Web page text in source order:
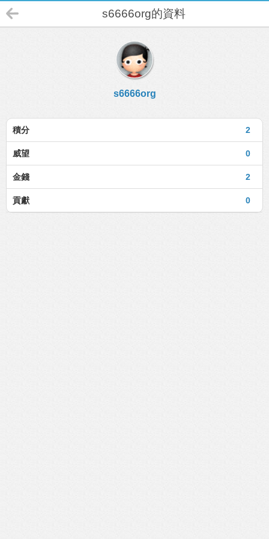
s6666org的資料
s6666org
2
積分
0
威望
2
金錢
0
貢獻